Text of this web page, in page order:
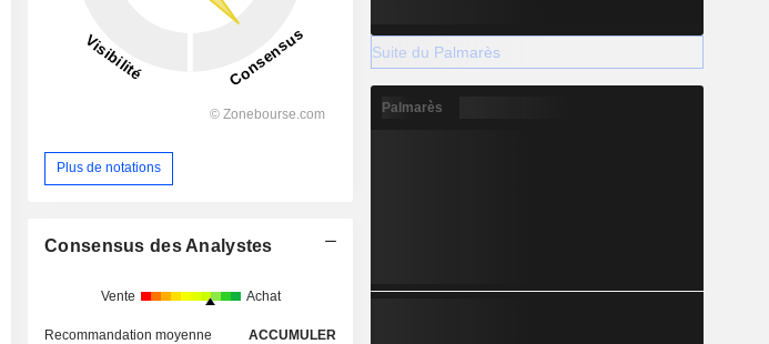
Plus de notations
Consensus des Analystes
Vente Achat
Recommandation moyenne ACCUMULER
Suite du Palmarès
Palmarès